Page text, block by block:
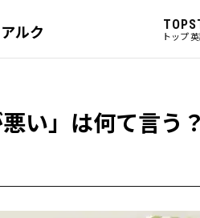
ルク TOP
トップ
い」は何て言う？